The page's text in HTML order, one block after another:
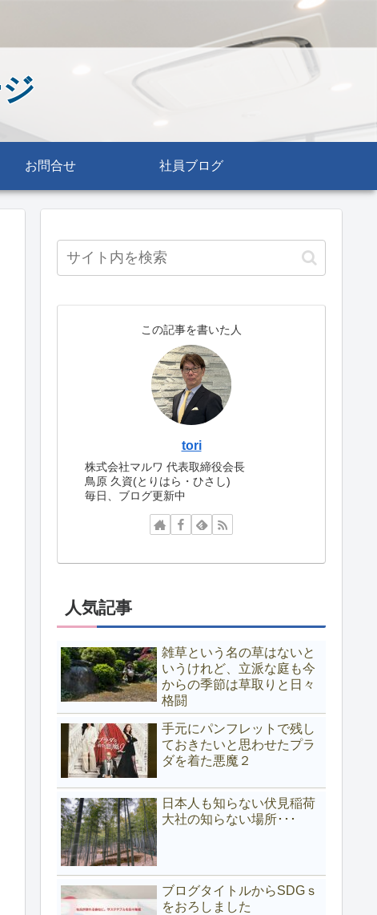
お問合せ 社員ブログ
この記事を書いた人
tori
株式会社マルワ 代表取締役会長
鳥原 久資(とりはら・ひさし)
毎日、ブログ更新中
人気記事
雑草という名の草はないと
いうけれど、立派な庭も今
からの季節は草取りと日々
格闘
手元にパンフレットで残し
ておきたいと思わせたプラ
ダを着た悪魔２
日本人も知らない伏見稲荷
大社の知らない場所･･･
ブログタイトルからSDGｓ
をおろしました